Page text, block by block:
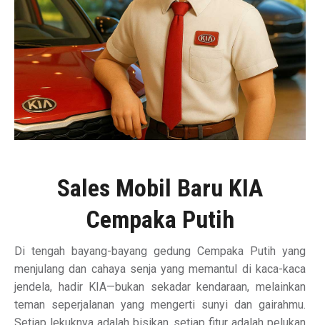
Sales Mobil Baru KIA
Cempaka Putih
Di tengah bayang-bayang gedung Cempaka Putih yang
menjulang dan cahaya senja yang memantul di kaca-kaca
jendela, hadir KIA—bukan sekadar kendaraan, melainkan
teman seperjalanan yang mengerti sunyi dan gairahmu.